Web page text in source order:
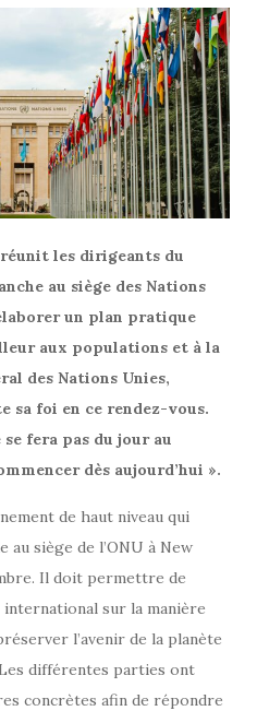
les dirigeants du
au siège des Nations
un plan pratique
aux populations et à la
des Nations Unies,
sa foi en ce rendez-vous.
fera pas du jour au
dès aujourd’hui ».
de haut niveau qui
siège de l’ONU à New
Il doit permettre de
sur la manière
l’avenir de la planète
différentes parties ont
concrètes afin de répondre